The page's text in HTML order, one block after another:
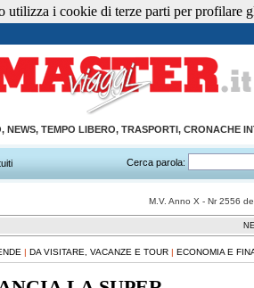
NEWS, TEMPO LIBERO, TRASPORTI, CRONACHE
Cerca parola:
M.V. Anno X - Nr 2556
| DA VISITARE, VACANZE E TOUR | ECONOMIA E
i cookie di terze parti per profilare